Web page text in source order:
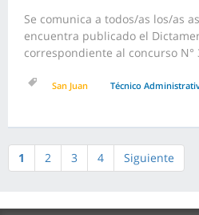
Se comunica a todos/as los/as
encuentra publicado el
correspondiente al concurso N°
San Juan Técnico
1 2 3 4 Siguiente